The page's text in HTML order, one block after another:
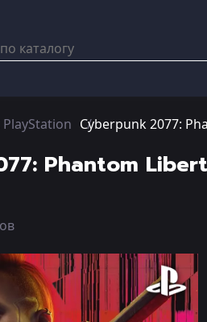
PlayStation Cyberpunk 2077:
Phantom